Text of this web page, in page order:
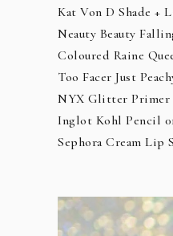
Kat Von D Shade +
Neauty Beauty
Coloured Raine
Too Facer Just
NYX Glitter Primer
Inglot Kohl Pencil
Sephora Cream Lip